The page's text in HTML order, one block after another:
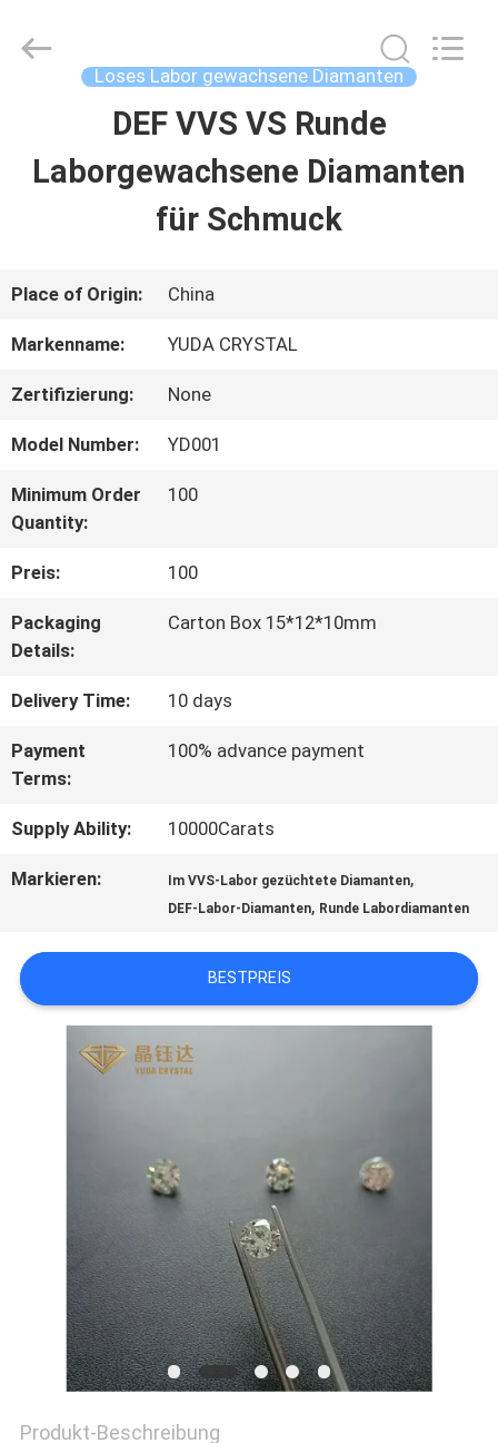
PRODUKTE
ÜBER
UNS
AUSFLUG
QUALITÄTSKONTROLLE
TRETEN
MIT
UNS
IN
VERBINDUNG
NACHRICHTEN
FÄLLE
POLICY
Yuda
Loses Labor gewachsene Diamanten
DEF VVS VS Runde
Laborgewachsene Diamanten
für Schmuck
Place of Origin: China
Markenname: YUDA CRYSTAL
Zertifizierung: None
Model Number: YD001
Minimum Order
Quantity:
100
Preis: 100
Packaging
Details:
Carton Box 15*12*10mm
Delivery Time: 10 days
Payment
Terms:
100% advance payment
Supply Ability: 10000Carats
Markieren: Im VVS-Labor gezüchtete Diamanten,
DEF-Labor-Diamanten, Runde Labordiamanten
BESTPREIS
Produkt-Beschreibung